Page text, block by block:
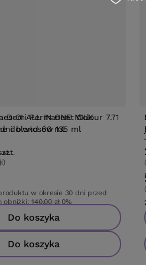
OI ALL IN ONE MILK
do włosów 135 ml
szt.
w okresie 30 dni przed
obniżki:140,00 zł 0%
Do koszyka
Demi Permanent Colour
średni blond 60 ml
szt.
Do koszyka